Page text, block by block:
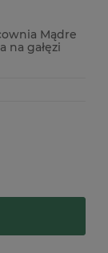
Mądre
na gałęzi